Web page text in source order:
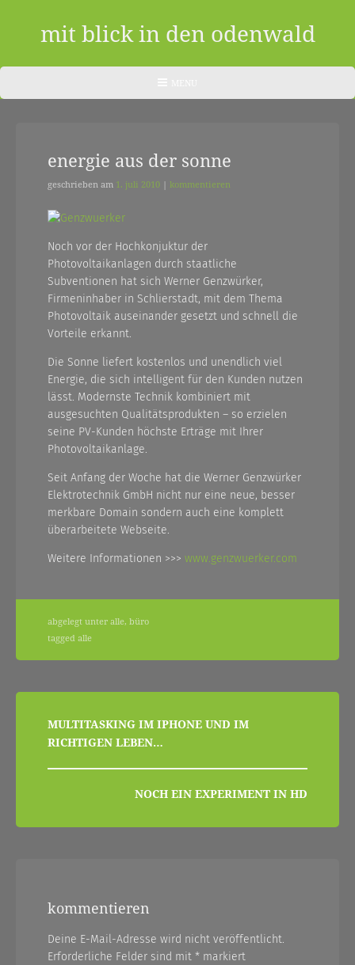
mit blick in den odenwald
blog
dem
odenwald
zwischendurch
nebenher…
energie aus der sonne
geschrieben am 1. juli 2010 | kommentieren
Noch vor der Hochkonjuktur der
Photovoltaikanlagen durch staatliche
Subventionen hat sich Werner Genzwürker,
Firmeninhaber in Schlierstadt, mit dem Thema
Photovoltaik auseinander gesetzt und schnell die
Vorteile erkannt.
Die Sonne liefert kostenlos und unendlich viel
Energie, die sich intelligent für den Kunden nutzen
lässt. Modernste Technik kombiniert mit
ausgesuchten Qualitätsprodukten – so erzielen
seine PV-Kunden höchste Erträge mit Ihrer
Photovoltaikanlage.
Seit Anfang der Woche hat die Werner Genzwürker
Elektrotechnik GmbH nicht nur eine neue, besser
merkbare Domain sondern auch eine komplett
überarbeitete Webseite.
Weitere Informationen >>> www.genzwuerker.com
abgelegt unter alle, büro
tagged alle
beitragsnavigation
MULTITASKING IM IPHONE UND IM
RICHTIGEN LEBEN…
NOCH EIN EXPERIMENT IN HD
kommentieren
Deine E-Mail-Adresse wird nicht veröffentlicht.
Erforderliche Felder sind mit * markiert